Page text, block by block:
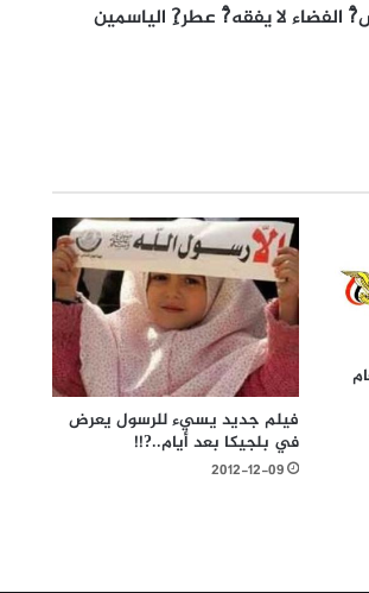
الفضاء لا يفقه?ْ عطر?ِ الياسمين
فيلم جديد يسيء للرسول يعرض
في بلجيكا بعد أيام..?!!
2012-12-09